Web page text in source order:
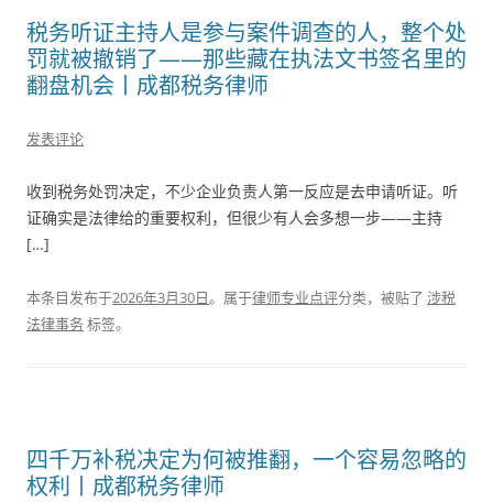
税务听证主持人是参与案件调查的人，整个处
罚就被撤销了——那些藏在执法文书签名里的
翻盘机会丨成都税务律师
发表评论
收到税务处罚决定，不少企业负责人第一反应是去申请听证。听
证确实是法律给的重要权利，但很少有人会多想一步——主持
[…]
本条目发布于2026年3月30日。属于律师专业点评分类，被贴了 涉税
法律事务标签。
四千万补税决定为何被推翻，一个容易忽略的
权利丨成都税务律师